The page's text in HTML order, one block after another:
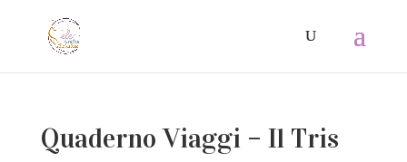
Quaderno Viaggi – Il Tris